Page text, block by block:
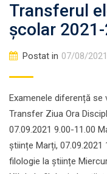
Transferul
școlar
Postat in 07/08/2021
Examenele diferență
Transfer Ziua Ora
07.09.2021 9.00-11.00
științe Marți, 07.09.2021
filologie la științe